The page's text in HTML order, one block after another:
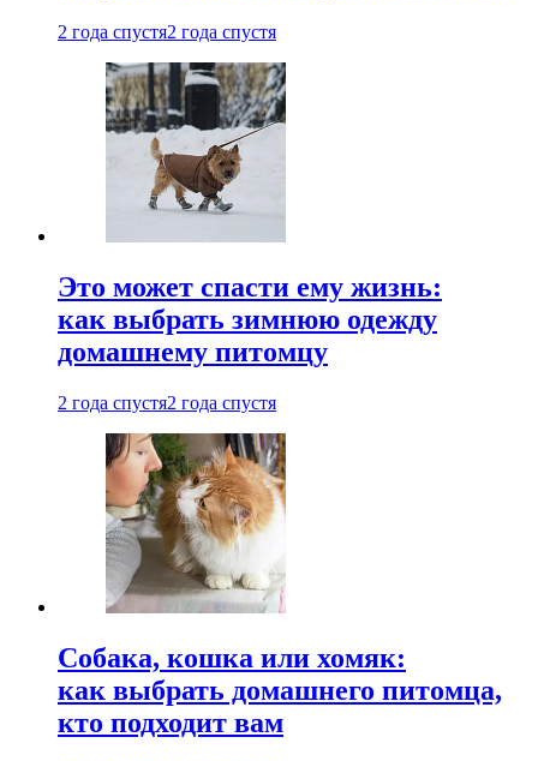
2 года спустя2 года спустя
Это может спасти ему жизнь:
как выбрать зимнюю одежду
домашнему питомцу
2 года спустя2 года спустя
Собака, кошка или хомяк:
как выбрать домашнего питомца,
кто подходит вам